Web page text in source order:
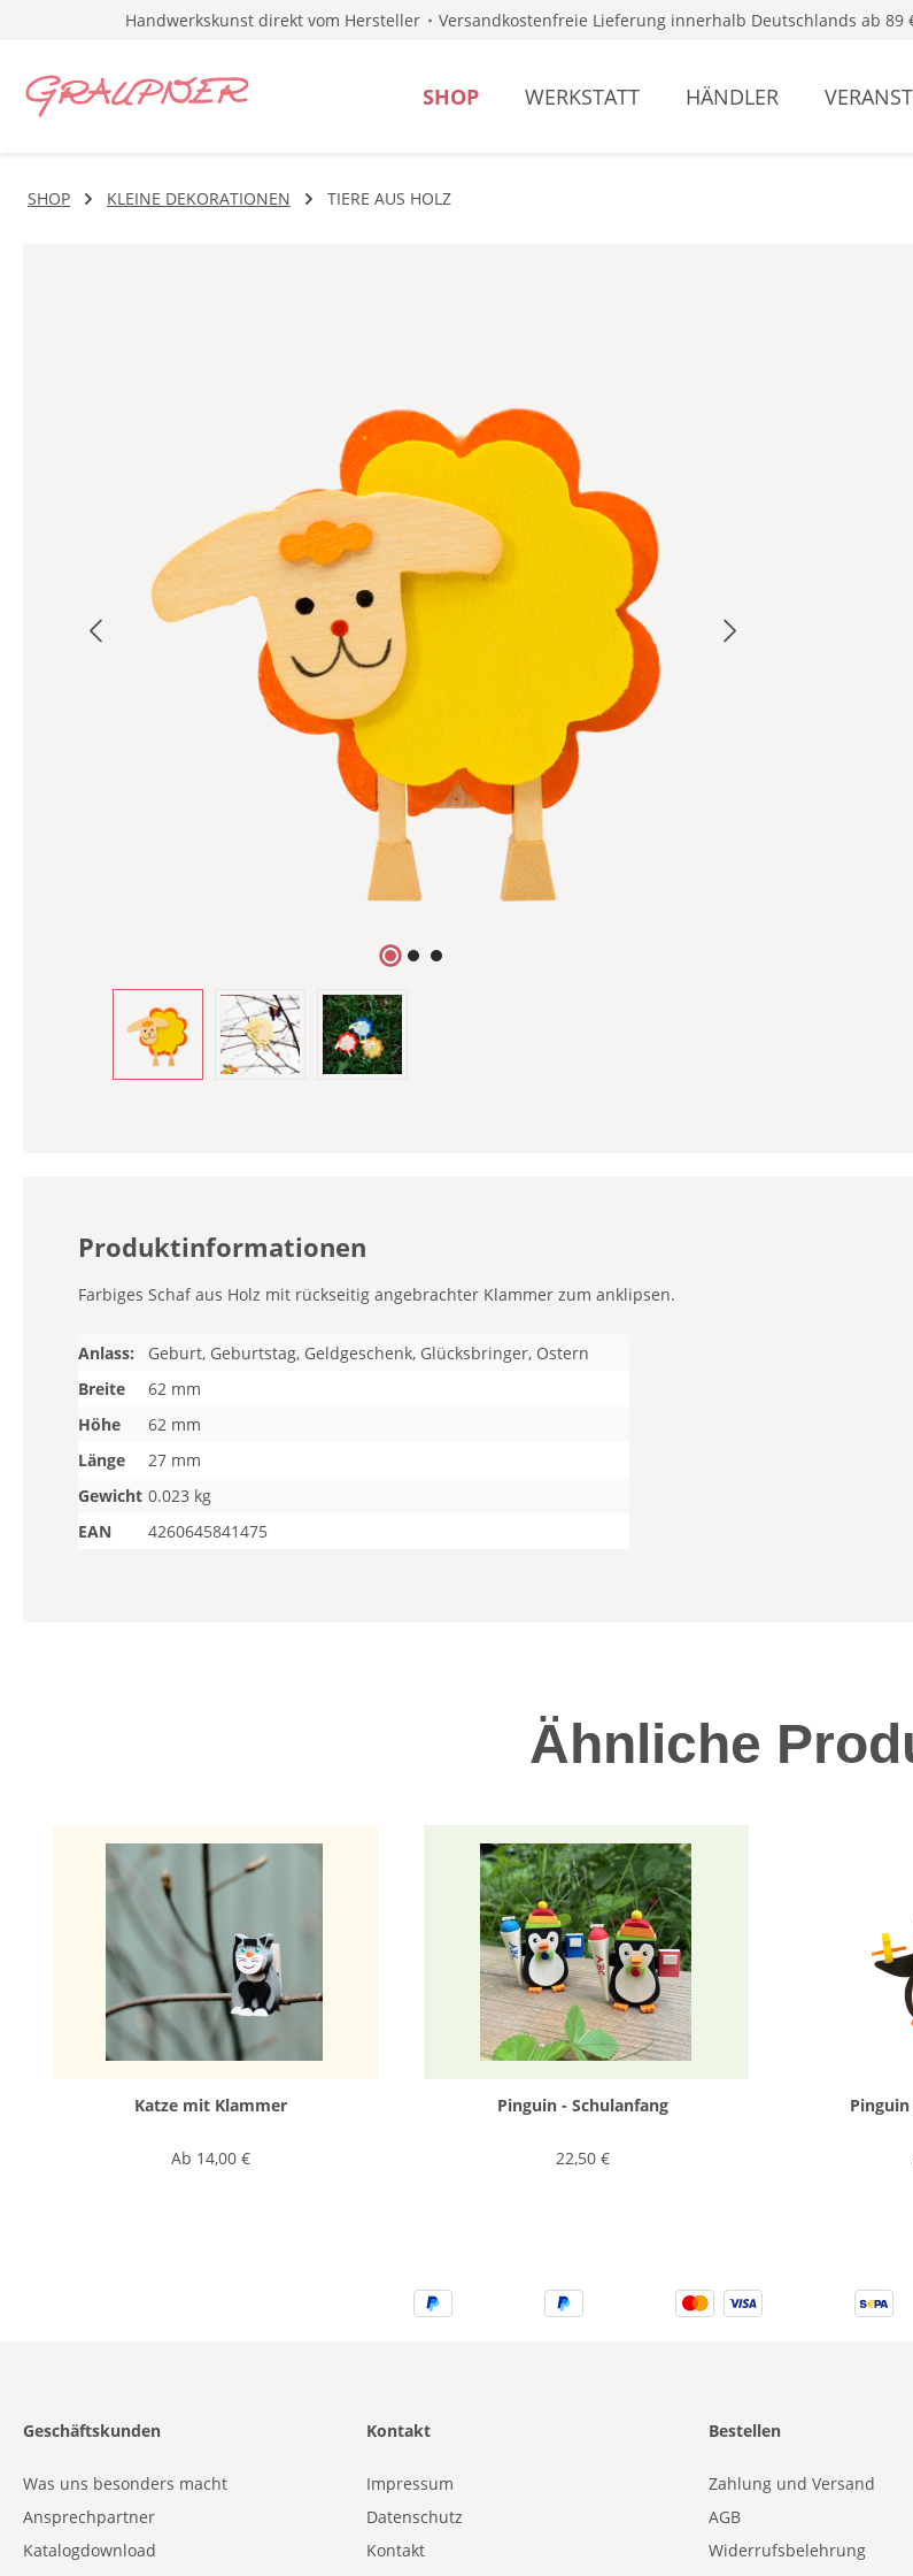
Hauptinhalt springen
Zur Suche springen
Zur Hauptnavigation springen
Handwerkskunst direkt vom Hersteller Versandkostenfreie Lieferung innerhalb Deutschlands ab 89
SHOP WERKSTATT HÄNDLER
SHOP KLEINE DEKORATIONEN TIERE AUS HOLZ
Produktinformationen
Farbiges Schaf aus Holz mit rückseitig angebrachter Klammer zum anklipsen.
Anlass:
Geburt, Geburtstag, Geldgeschenk, Glücksbringer, Ostern
Breite
62 mm
Höhe
62 mm
Länge
27 mm
Gewicht 0.023 kg
EAN
4260645841475
Ähnliche
Katze mit Klammer
Ab 14,00 €
Pinguin - Schulanfang
22,50 €
Geschäftskunden
Was uns besonders macht
Ansprechpartner
Katalogdownload
Kontakt
Impressum
Datenschutz
Kontakt
Bestellen
Zahlung und Versand
AGB
Widerrufsbelehrung